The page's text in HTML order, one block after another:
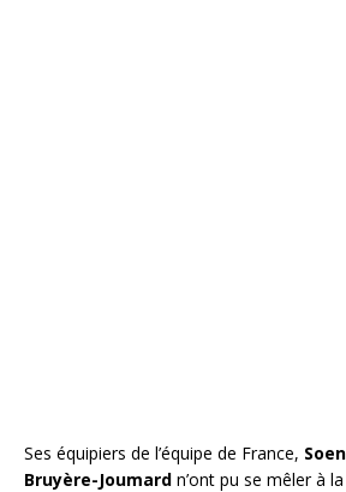
Ses équipiers de l’équipe de France,
Bruyère-Joumard n’ont pu se mêler à